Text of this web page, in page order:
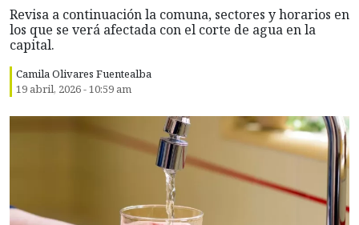
Revisa a continuación la comuna, sectores y horarios en
los que se verá afectada con el corte de agua en la
capital.
Camila Olivares Fuentealba
19 abril, 2026 - 10:59 am